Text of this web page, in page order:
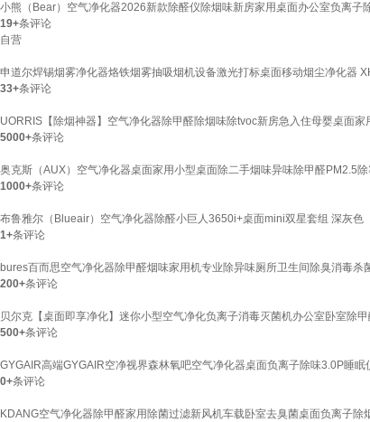
小熊（Bear）空气净化器2026新款除醛仪除烟味新房家用桌面办公室负离子
19+条评论
自营
申道尔焊锡烟雾净化器烙铁烟雾抽吸烟机设备激光打标桌面移动烟尘净化器
33+条评论
UORRIS【除烟神器】空气净化器除甲醛除烟味除tvoc新房急入住母婴桌面
5000+条评论
奥克斯（AUX）空气净化器桌面家用小型桌面除二手烟味异味除甲醛PM2.5
1000+条评论
布鲁雅尔（Blueair）空气净化器除醛小巨人3650i+桌面mini双星套组 深灰色
1+条评论
bures百而思空气净化器除甲醛烟味家用机专业除异味厕所卫生间除臭消毒
200+条评论
贝尔克【桌面即享净化】迷你小型空气净化负离子消毒灭菌机办公室卧室除
500+条评论
GYGAIR高端GYGAIR空净视界森林氧吧空气净化器桌面负离子除味3.0P睡
0+条评论
KDANG空气净化器除甲醛家用除菌过滤新风机车载卧室去臭菌桌面负离子